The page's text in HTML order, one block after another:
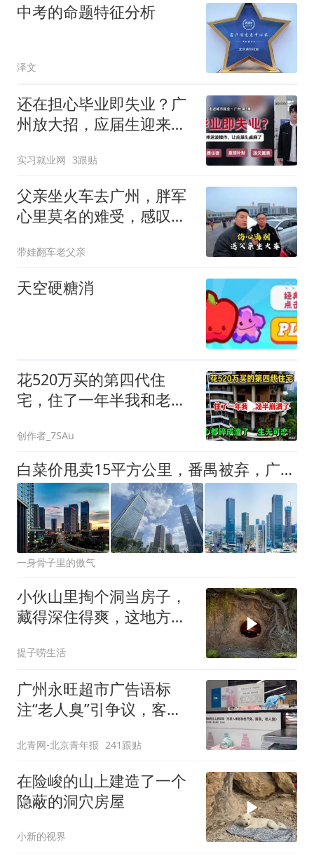
中考的命题特征分析
泽文
还在担心毕业即失业？广
州放大招，应届生迎来重
实习就业网 3跟贴
父亲坐火车去广州，胖军
心里莫名的难受，感叹对
带娃翻车老父亲
天空硬糖消
花520万买的第四代住
宅，住了一年半我和老公
创作者_7SAu
白菜价甩卖15平方公里，番禺被弃，广州绕60公里南沙
一身骨子里的傲气
小伙山里掏个洞当房子，
藏得深住得爽，这地方真
提子唠生活
广州永旺超市广告语标
注“老人臭”引争议，客服
北青网-北京青年报 241跟贴
在险峻的山上建造了一个
隐蔽的洞穴房屋
小新的视界